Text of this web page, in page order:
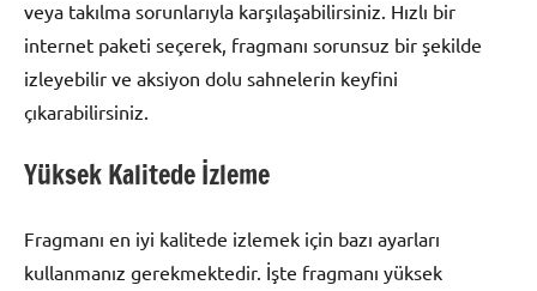
veya takılma sorunlarıyla karşılaşabilirsiniz. Hızlı bir
internet paketi seçerek, fragmanı sorunsuz bir şekilde
izleyebilir ve aksiyon dolu sahnelerin keyfini
çıkarabilirsiniz.
Yüksek Kalitede İzleme
Fragmanı en iyi kalitede izlemek için bazı ayarları
kullanmanız gerekmektedir. İşte fragmanı yüksek